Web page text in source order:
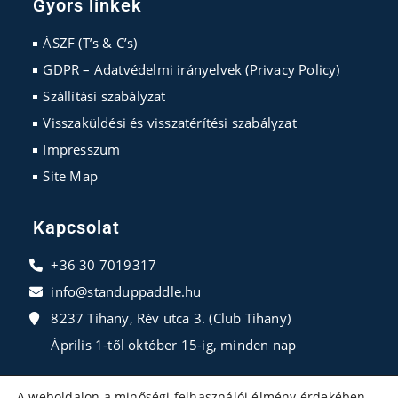
a
new
tab
a
tab
a
tab
Gyors linkek
ÁSZF (T’s & C’s)
GDPR – Adatvédelmi irányelvek (Privacy Policy)
Szállítási szabályzat
Visszaküldési és visszatérítési szabályzat
Impresszum
Site Map
Kapcsolat
+36 30 7019317
info@standuppaddle.hu
8237 Tihany, Rév utca 3. (Club Tihany)
Április 1-től október 15-ig, minden nap